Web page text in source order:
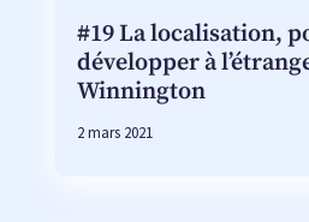
#19 La localisation,
développer à
Winnington
2 mars 2021